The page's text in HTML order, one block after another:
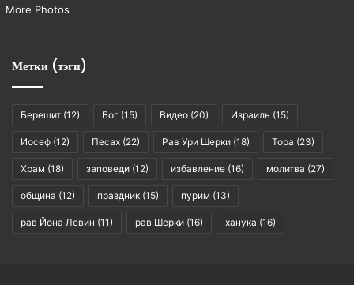
More Photos
Метки (тэги)
Берешит (12) Бог (15) Видео (20) Израиль (15)
Иосеф (12) Песах (22) Рав Ури Шерки (18) Тора (23)
Храм (18) заповеди (12) избавление (16) молитва (27)
община (12) праздник (15) пурим (13)
рав Йона Левин (11) рав Шерки (16) ханука (16)